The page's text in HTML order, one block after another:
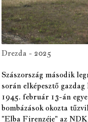
Drezda - 2025
Szászország második
során elképesztő
1945. február 13-án
bombázások okozta
"Elba Firenzéje" az